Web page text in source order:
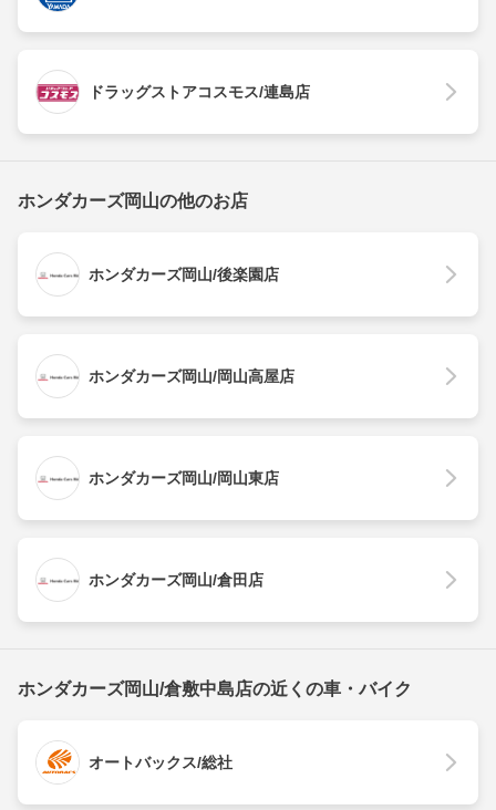
ドラッグストアコスモス/連島店
ホンダカーズ岡山の他のお店
ホンダカーズ岡山/後楽園店
ホンダカーズ岡山/岡山高屋店
ホンダカーズ岡山/岡山東店
ホンダカーズ岡山/倉田店
ホンダカーズ岡山/倉敷中島店の近くの車・バイク
オートバックス/総社